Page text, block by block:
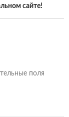
сайте!
поля